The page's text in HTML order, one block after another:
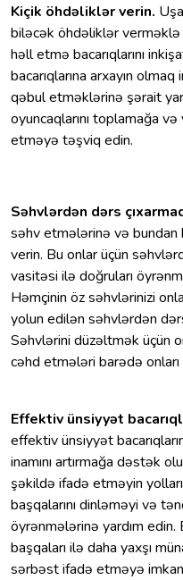
Kiçik öhdəliklər verin.
biləcək öhdəliklər
həll etmə bacarıqlarını
bacarıqlarına arxayın
qəbul etməklərinə şərait
oyuncaqlarını toplamağa
etməyə təşviq edin.
Səhvlərdən dərs
səhv etmələrinə və
verin. Bu onlar üçün
vasitəsi ilə doğruları
Həmçinin öz səhvlərinizi
yolun edilən səhvlərdən
Səhvlərini düzəltmək üçün
cəhd etmələri barədə
Effektiv ünsiyyət
effektiv ünsiyyət
inamını artırmağa dəstək
şəkildə ifadə etməyin
başqalarını dinləməyi və
öyrənmələrinə yardım edin.
başqaları ilə daha yaxşı
sərbəst ifadə etməyə